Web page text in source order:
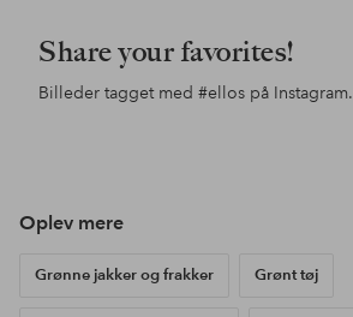
Share your favorites!
Billeder tagget med #ellos på Instagram.
Oplev mere
Grønne jakker og frakker Grønt tøj